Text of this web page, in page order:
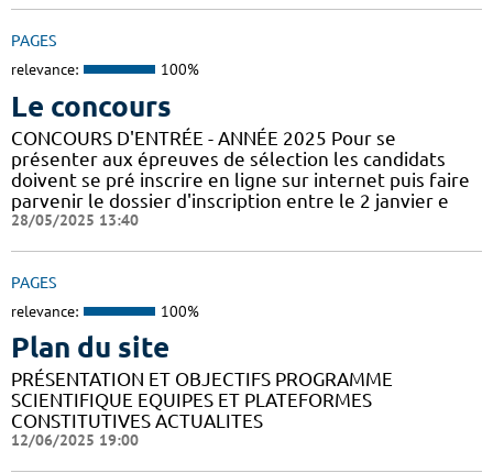
PAGES
relevance: 100%
Le concours
CONCOURS D'ENTRÉE - ANNÉE 2025 Pour se
présenter aux épreuves de sélection les candidats
doivent se pré inscrire en ligne sur internet puis faire
parvenir le dossier d'inscription entre le 2 janvier e
28/05/2025 13:40
PAGES
relevance: 100%
Plan du site
PRÉSENTATION ET OBJECTIFS PROGRAMME
SCIENTIFIQUE EQUIPES ET PLATEFORMES
CONSTITUTIVES ACTUALITES
12/06/2025 19:00